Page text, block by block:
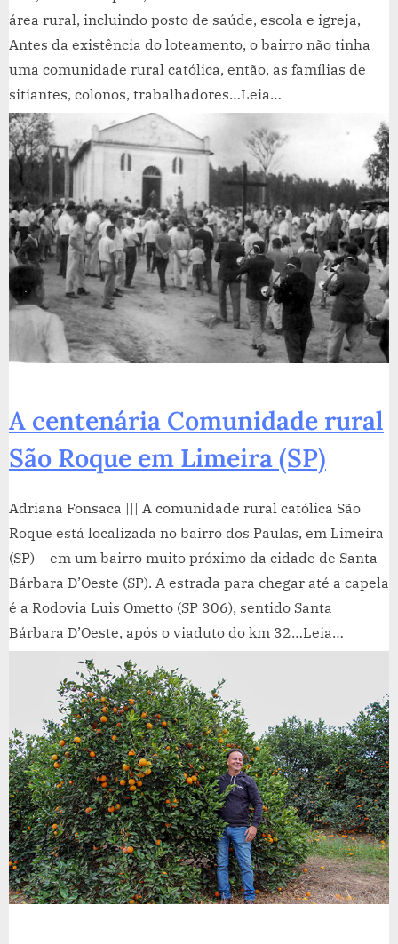
área rural, incluindo posto de saúde, escola e igreja,
Antes da existência do loteamento, o bairro não tinha
uma comunidade rural católica, então, as famílias de
sitiantes, colonos, trabalhadores…Leia…
A centenária Comunidade rural
São Roque em Limeira (SP)
Adriana Fonsaca ||| A comunidade rural católica São
Roque está localizada no bairro dos Paulas, em Limeira
(SP) – em um bairro muito próximo da cidade de Santa
Bárbara D’Oeste (SP). A estrada para chegar até a capela
é a Rodovia Luis Ometto (SP 306), sentido Santa
Bárbara D’Oeste, após o viaduto do km 32…Leia…